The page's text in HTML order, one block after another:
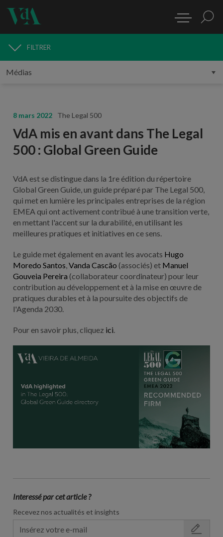
MÉDIAS
FILTRER
8 mars 2022 The Legal 500
VdA mis en avant dans The Legal
500 : Global Green Guide
VdA est se distingue dans la 1re édition du répertoire
Global Green Guide, un guide préparé par The Legal 500,
qui met en lumière les principales entreprises de la région
EMEA qui ont activement contribué à une transition verte,
en mettant l'accent sur la durabilité, en utilisant les
meilleures pratiques et initiatives en ce sens.
Le guide met également en avant les avocats Hugo
Moredo Santos Vanda Cascão (associés) et Manuel
Gouveia Pereira (collaborateur coordinateur) pour leur
contribution au développement et à la mise en œuvre de
pratiques durables et à la poursuite des objectifs de
l'Agenda 2030.
Pour en savoir plus, cliquez ici
Interessé par cet article ?
Recevez nos actualités et insights